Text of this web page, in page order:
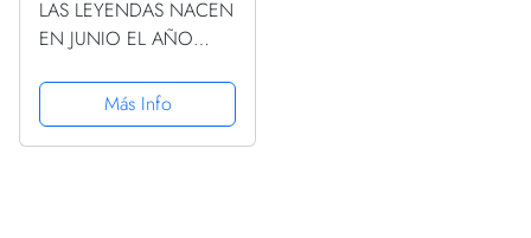
LAS LEYENDAS NACEN
EN JUNIO EL AÑO
Cuaderno personalizado
87 años regalos Feliz
1936 cumpleaños ideas
Más Info